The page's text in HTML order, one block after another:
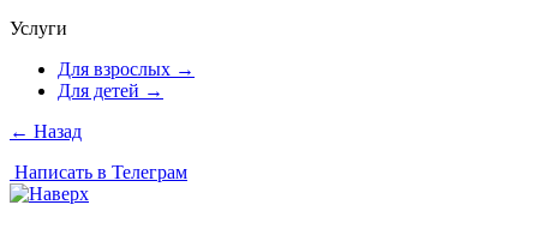
Услуги
Для взрослых →
Для детей →
← Назад
Написать в Телеграм